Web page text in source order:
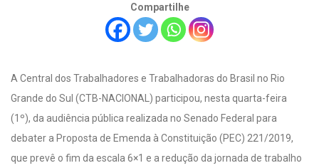
Compartilhe
A Central dos Trabalhadores e Trabalhadoras do Brasil no Rio
Grande do Sul (CTB-NACIONAL) participou, nesta quarta-feira
(1º), da audiência pública realizada no Senado Federal para
debater a Proposta de Emenda à Constituição (PEC) 221/2019,
que prevê o fim da escala 6×1 e a redução da jornada de trabalho